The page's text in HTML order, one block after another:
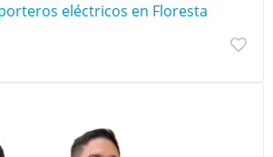
eléctricos en Floresta